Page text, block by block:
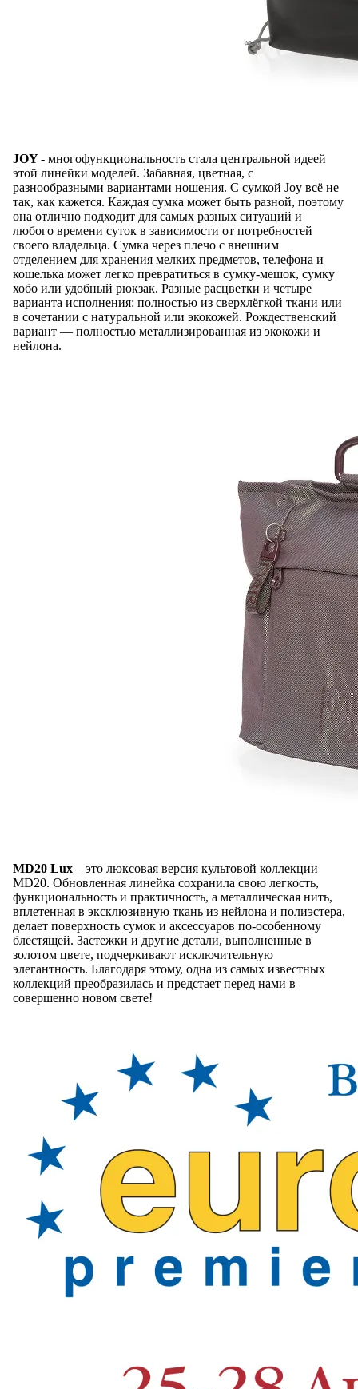
JOY- многофункциональность стала центральной идеей
этой линейки моделей. Забавная, цветная, с
разнообразными вариантами ношения. С сумкой Joy всё не
так, как кажется. Каждая сумка может быть разной, поэтому
она отлично подходит для самых разных ситуаций и
любого времени суток в зависимости от потребностей
своего владельца. Сумка через плечо с внешним
отделением для хранения мелких предметов, телефона и
кошелька может легко превратиться в сумку-мешок, сумку
хобо или удобный рюкзак. Разные расцветки и четыре
варианта исполнения: полностью из сверхлёгкой ткани или
в сочетании с натуральной или экокожей. Рождественский
вариант — полностью металлизированная из экокожи и
нейлона.
MD20 Lux – это люксовая версия культовой коллекции
MD20. Обновленная линейка сохранила свою легкость,
функциональность и практичность, а металлическая нить,
вплетенная в эксклюзивную ткань из нейлона и полиэстера,
делает поверхность сумок и аксессуаров по-особенному
блестящей. Застежки и другие детали, выполненные в
золотом цвете, подчеркивают исключительную
элегантность. Благодаря этому, одна из самых известных
коллекций преобразилась и предстает перед нами в
совершенно новом свете!